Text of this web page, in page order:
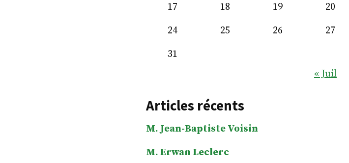
17
18 19 20
24
25 26 27
31
« Juil
Articles récents
M. Jean-Baptiste Voisin
M. Erwan Leclerc